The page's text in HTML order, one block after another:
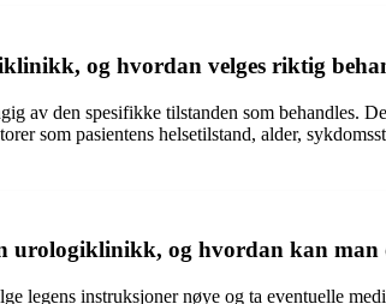
og hvordan velges riktig
av den spesifikke tilstanden som behandles.
som pasientens helsetilstand, alder,
urologiklinikk, og hvordan kan man
legens instruksjoner nøye og ta eventuelle